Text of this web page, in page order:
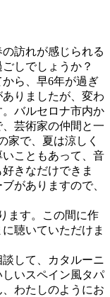
訪れが感じられる
しでしょうか？
ら、早6年が過ぎ
りましたが、変わ
バルセロナ市内か
芸術家の仲間と一
家で、夏は涼しく
こともあって、音
きなだけできま
がありますので、
ます。この間に作
聴いていただけま
して、カタルーニ
いスペイン風タパ
わたしのようにお